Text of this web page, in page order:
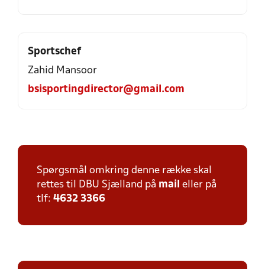
Sportschef
Zahid Mansoor
bsisportingdirector@gmail.com
Spørgsmål omkring denne række skal
rettes til DBU Sjælland på mail eller på
tlf: 4632 3366